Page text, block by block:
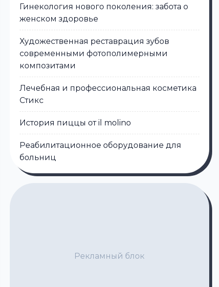
Гинекология нового поколения: забота о
женском здоровье
Художественная реставрация зубов
современными фотополимерными
композитами
Лечебная и профессиональная косметика
Стикс
История пиццы от il molino
Реабилитационное оборудование для
больниц
Рекламный блок